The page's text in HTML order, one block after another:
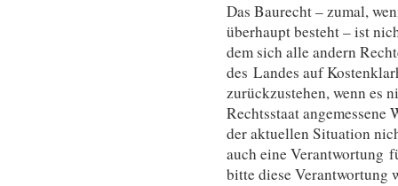
Das Baurecht – zumal,
überhaupt besteht – ist
dem sich alle andern
des Landes auf
zurückzustehen, wenn es
Rechtsstaat angemessene
der aktuellen Situation
auch eine Verantwortung
bitte diese Verantwortung